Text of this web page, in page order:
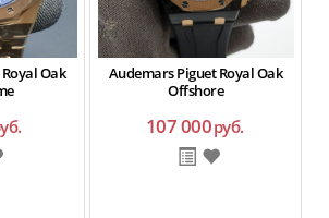
Oak
Audemars Piguet Royal Oak
Offshore
107 000руб.